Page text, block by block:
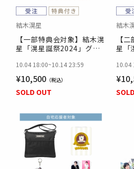
SOLD OUT
結木滉星
【一部特典会対象】結木滉
星「滉星誕祭2024」グッ
10.04 18:00~10.14 23:59
¥10,500
結木
【
星「
10.04